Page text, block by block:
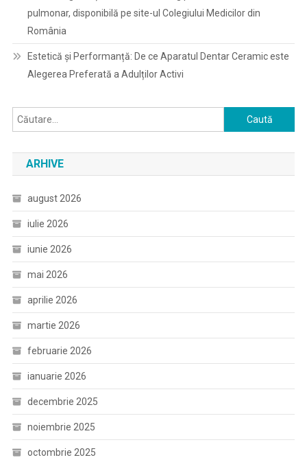
pulmonar, disponibilă pe site-ul Colegiului Medicilor din
România
Estetică și Performanță: De ce Aparatul Dentar Ceramic este
Alegerea Preferată a Adulților Activi
Caută
după:
ARHIVE
august 2026
iulie 2026
iunie 2026
mai 2026
aprilie 2026
martie 2026
februarie 2026
ianuarie 2026
decembrie 2025
noiembrie 2025
octombrie 2025